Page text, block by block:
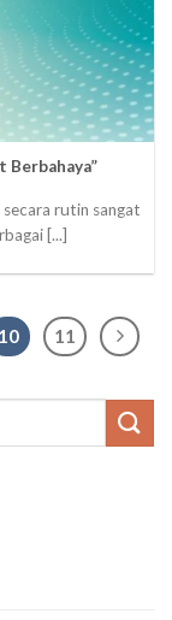
Berbahaya”
rutin sangat
[...]
10 11